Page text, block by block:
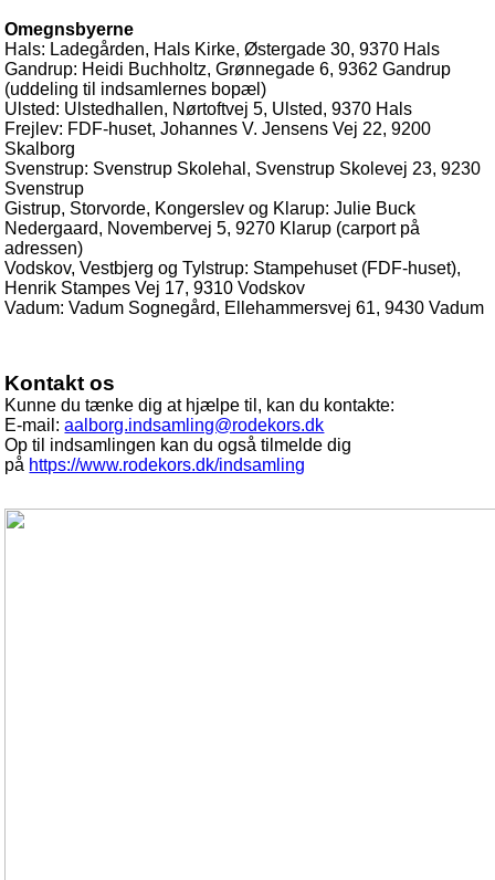
Omegnsbyerne
Hals: Ladegården, Hals Kirke, Østergade 30, 9370 Hals
Gandrup: Heidi Buchholtz, Grønnegade 6, 9362 Gandrup
(uddeling til indsamlernes bopæl)
Ulsted: Ulstedhallen, Nørtoftvej 5, Ulsted, 9370 Hals
Frejlev: FDF-huset, Johannes V. Jensens Vej 22, 9200
Skalborg
Svenstrup: Svenstrup Skolehal, Svenstrup Skolevej 23, 9230
Svenstrup
Gistrup, Storvorde, Kongerslev og Klarup: Julie Buck
Nedergaard, Novembervej 5, 9270 Klarup (carport på
adressen)
Vodskov, Vestbjerg og Tylstrup: Stampehuset (FDF-huset),
Henrik Stampes Vej 17, 9310 Vodskov
Vadum: Vadum Sognegård, Ellehammersvej 61, 9430 Vadum
Kontakt os
Kunne du tænke dig at hjælpe til, kan du kontakte:
E-mail:aalborg.indsamling@rodekors.dk
Op til indsamlingen kan du også tilmelde dig
på https://www.rodekors.dk/indsamling